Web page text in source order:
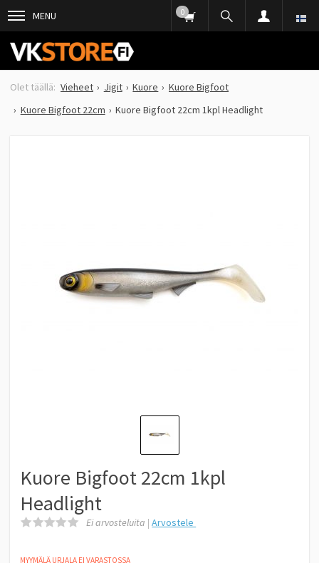
MENU 0
Vieheet Jigit Kuore
Kuore Bigfoot
Kuore Bigfoot 22cm
Kuore Bigfoot 22cm 1kpl Headlight
Kuore Bigfoot 22cm 1kpl
Headlight
Ei arvosteluita |Arvostele
MYYMÄLÄ URJALA EI VARASTOSSA